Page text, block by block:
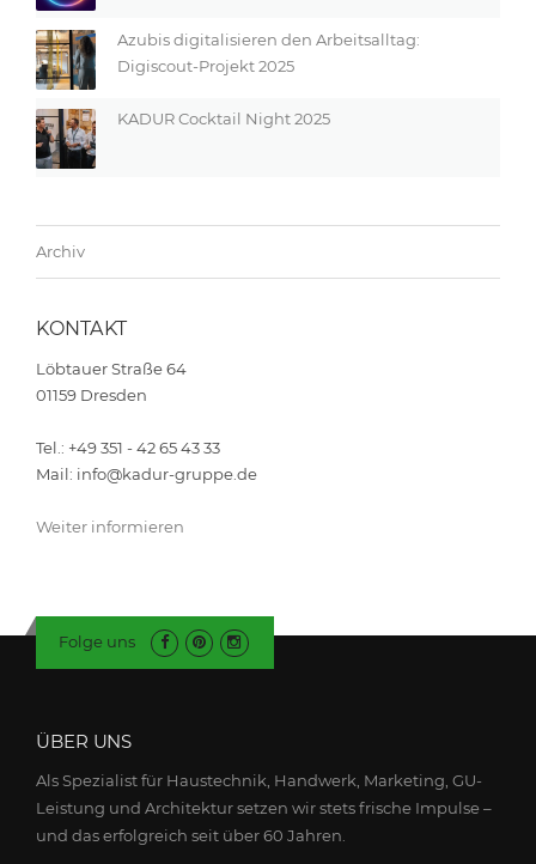
Azubis digitalisieren den Arbeitsalltag:
Digiscout-Projekt 2025
KADUR Cocktail Night 2025
Archiv
KONTAKT
Löbtauer Straße 64
01159 Dresden
Tel.: +49 351 - 42 65 43 33
Mail: info@kadur-gruppe.de
Weiter informieren
Folge uns
ÜBER UNS
Als Spezialist für Haustechnik, Handwerk, Marketing, GU-
Leistung und Architektur setzen wir stets frische Impulse –
und das erfolgreich seit über 60 Jahren.